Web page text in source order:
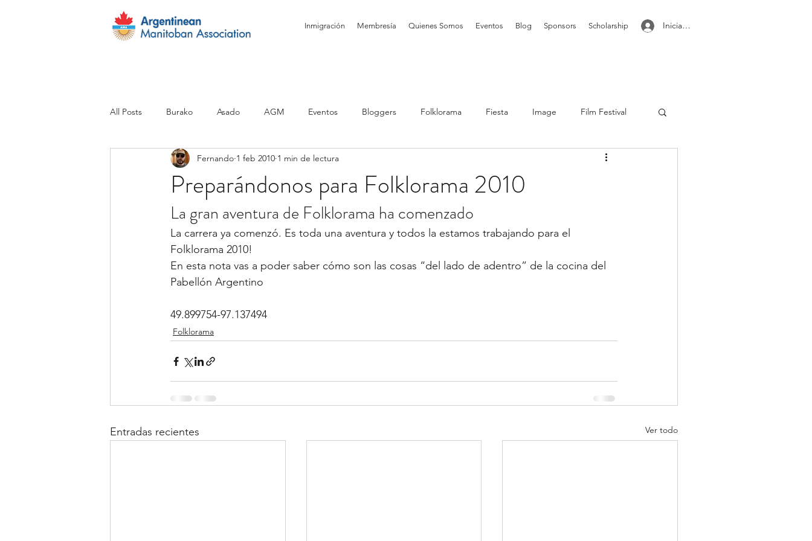
Inmigración Membresía Quienes Somos Eventos Blog Sponsors Scholarship Iniciar sesión
All Posts Burako Asado AGM Eventos Bloggers Folklorama Fiesta Image Film Festival
Inmigracion Otras Actividades standard
Sin categoría Posts with video Programs Visita exploratoria
Preparándonos para Folklorama 2010
Fernando 1 feb 2010 1 min de lectura
La gran aventura de Folklorama ha comenzado
La carrera ya comenzó. Es toda una aventura y todos la estamos trabajando para el
Folklorama 2010!
En esta nota vas a poder saber cómo son las cosas “del lado de adentro” de la cocina del
Pabellón Argentino
49.899754-97.137494
Folklorama
Entradas recientes Ver todo